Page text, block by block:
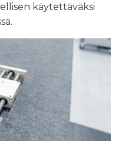
käytettäväksi